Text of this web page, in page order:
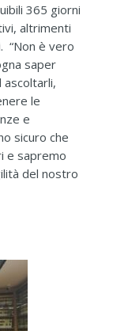
365 giorni
altrimenti
“Non è vero
saper
ascoltarli,
le
e
sicuro che
e sapremo
del nostro